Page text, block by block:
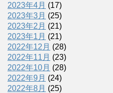
2023年4月 (17)
2023年3月 (25)
2023年2月 (21)
2023年1月 (21)
2022年12月 (28)
2022年11月 (23)
2022年10月 (28)
2022年9月 (24)
2022年8月 (25)